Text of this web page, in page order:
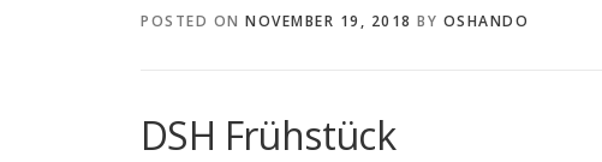
POSTED ON NOVEMBER 19, 2018 BY OSHANDO
DSH Frühstück